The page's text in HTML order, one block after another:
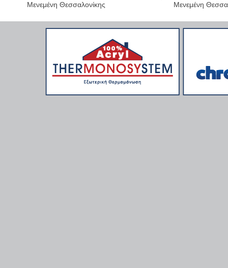
Μενεμένη Θεσσαλονίκης
Μενεμένη